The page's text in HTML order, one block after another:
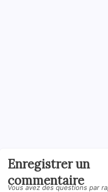
Enregistrer un
commentaire
Vous avez des questions par